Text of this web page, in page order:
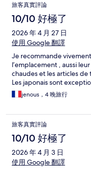
旅客真實評論
10/10 好極了
2026 年 4 月 27 日
使用 Google 翻譯
Je recommande
l’emplacement , aussi
chaudes et les articles
Les japonais sont
jenous，4 晚旅行
旅客真實評論
10/10 好極了
2026 年 4 月 3 日
使用 Google 翻譯